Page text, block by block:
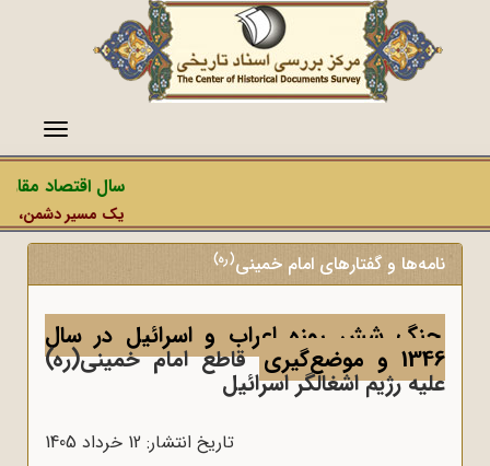
منو
سال اقتصاد
یک مسیر دشمن،
نامه‌ها و گفتارهای امام خمینی(ره)
جنگ شش روزه اعراب و اسرائیل در سال
1346 و موضع‌گیری قاطع امام خمینی(ره)
علیه رژیم اشغالگر اسرائیل
تاریخ انتشار: 12 خرداد 1405